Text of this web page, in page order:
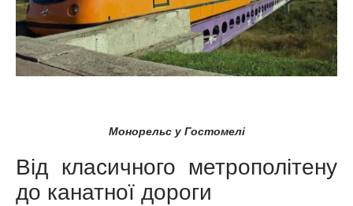
Монорельс у Гостомелі
Від класичного метрополітену
до канатної дороги